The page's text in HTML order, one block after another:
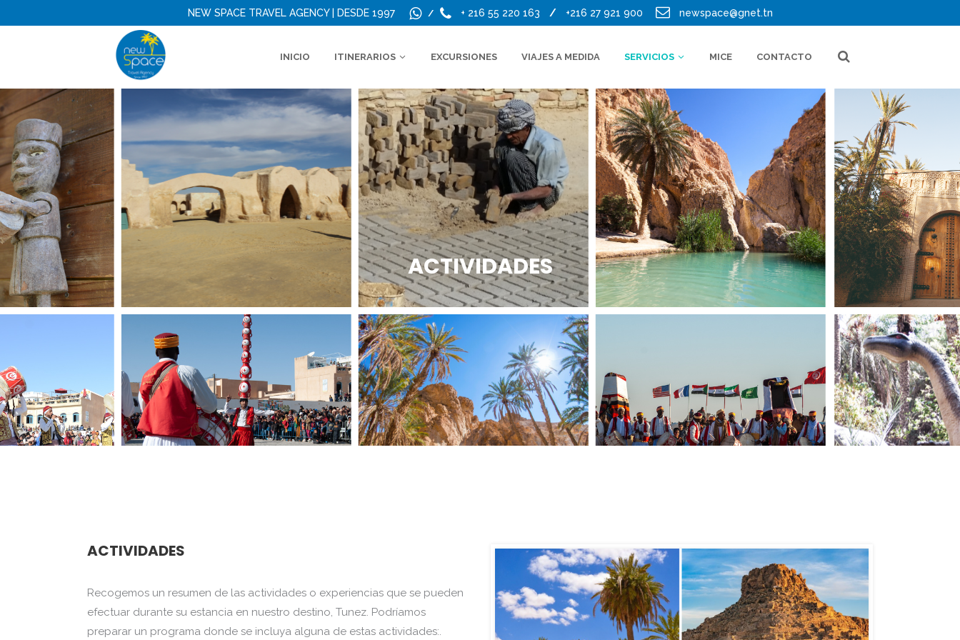
NEW SPACE TRAVEL AGENCY | DESDE 1997 / + 216 55 220 163 / +216 27 921 900 newspace@gnet.tn
INICIO ITINERARIOS EXCURSIONES VIAJES A MEDIDA SERVICIOS MICE CONTACTO
ACTIVIDADES
ACTIVIDADES
Recogemos un resumen de las actividades o experiencias que se pueden
efectuar durante su estancia en nuestro destino, Tunez. Podríamos
preparar un programa donde se incluya alguna de estas actividades:.